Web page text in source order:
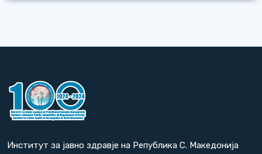
Институт за јавно здравје на Република С. Македонија